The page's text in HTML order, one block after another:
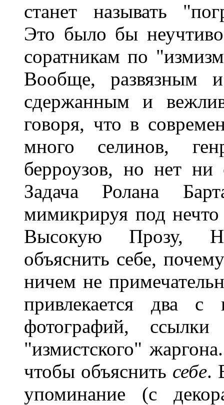
станет называть
Это было бы
соратникам по
Вообще, развязным
сдержанным и
говоря, что в
много селинов,
берроузов, но нет
Задача Ролана
мимикрируя под нечто
Высокую Прозу,
объяснить себе,
ничем не
привлекается два с
фотографий,
"измистского"
чтобы объяснить себе.
упоминание (с